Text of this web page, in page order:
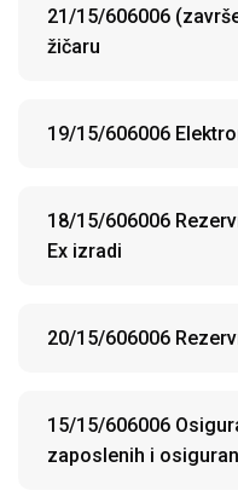
21/15/606006
žičaru
19/15/606006
18/15/606006
Ex izradi
20/15/606006
15/15/606006
zaposlenih i